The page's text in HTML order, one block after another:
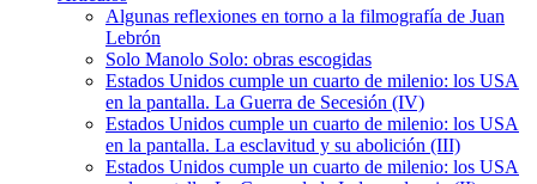
Algunas reflexiones en torno a la filmografía de Juan
Lebrón
Solo Manolo Solo: obras escogidas
Estados Unidos cumple un cuarto de milenio: los USA
en la pantalla. La Guerra de Secesión (IV)
Estados Unidos cumple un cuarto de milenio: los USA
en la pantalla. La esclavitud y su abolición (III)
Estados Unidos cumple un cuarto de milenio: los USA